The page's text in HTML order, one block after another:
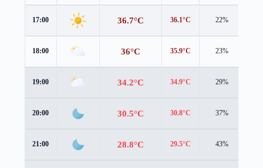
17:00 36.7°C 36.1°C 22%
18:00 36°C 35.9°C 23%
19:00 34.2°C 34.9°C 29%
20:00 30.5°C 30.8°C 37%
21:00 28.8°C 29.5°C 43%